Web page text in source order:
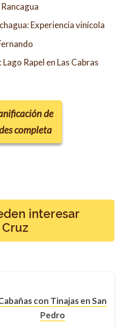
Experiencia vinícola
Rapel en Las Cabras
de
completa
interesar
con Tinajas en San
Pedro